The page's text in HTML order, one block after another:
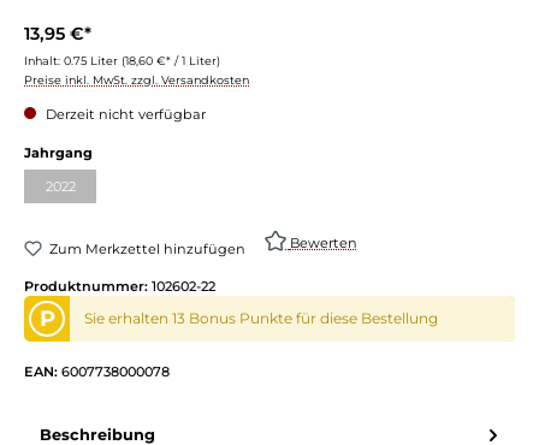
13,95 €*
Inhalt: 0.75 Liter (18,60 €* / 1 Liter)
Preise inkl. MwSt. zzgl. Versandkosten
Derzeit nicht verfügbar
Jahrgang
2022(Diese Option ist zurzeit nicht verfügbar.)
Zum Merkzettel hinzufügen Bewerten
Produktnummer: 102602-22
P Sie erhalten 13 Bonus Punkte für diese Bestellung
EAN: 6007738000078
Beschreibung